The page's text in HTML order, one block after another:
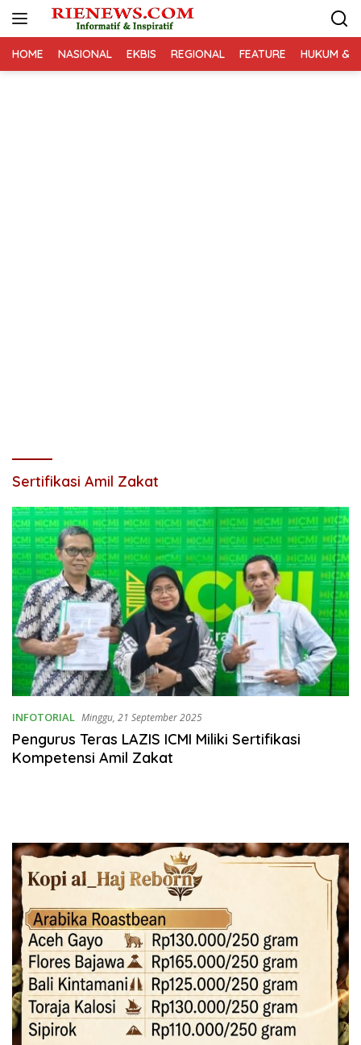
HOME NASIONAL EKBIS REGIONAL FEATURE HUKUM &
Sertifikasi Amil Zakat
INFOTORIAL Minggu, 21 September 2025
Pengurus Teras LAZIS ICMI Miliki Sertifikasi
Kompetensi Amil Zakat